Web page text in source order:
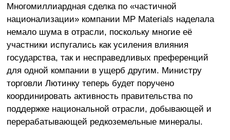
Многомиллиардная сделка по «частичной
национализации» компании MP Materials наделала
немало шума в отрасли, поскольку многие её
участники испугались как усиления влияния
государства, так и несправедливых преференций
для одной компании в ущерб другим. Министру
торговли Лютинку теперь будет поручено
координировать активность правительства по
поддержке национальной отрасли, добывающей и
перерабатывающей редкоземельные минералы.